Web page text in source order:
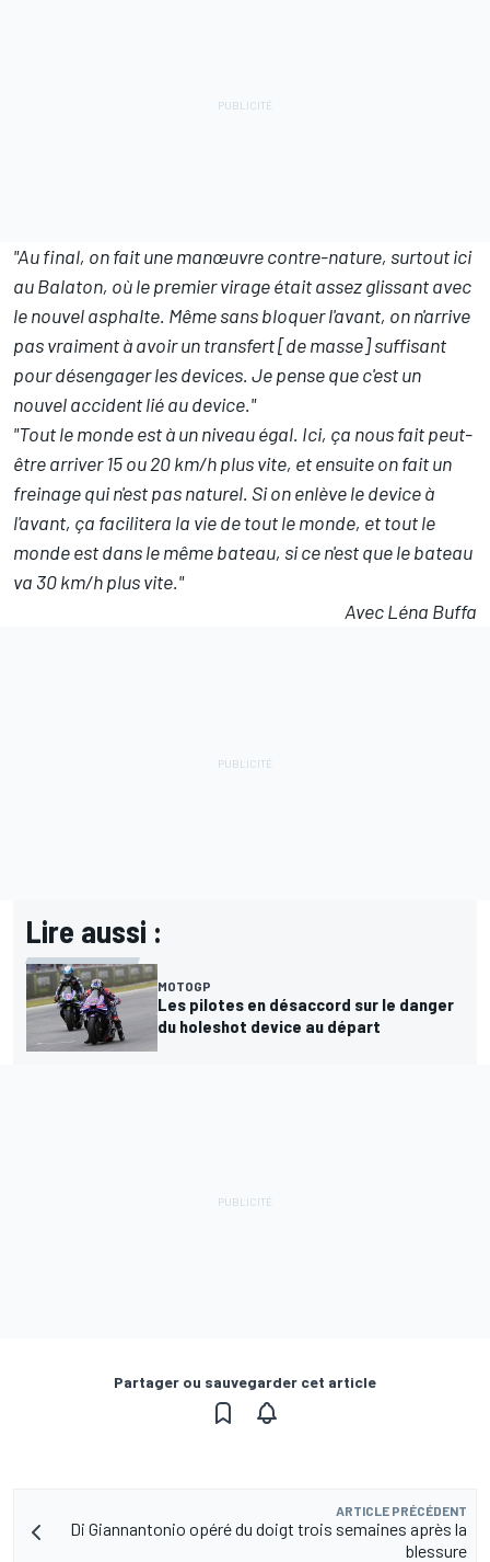
"Au final, on fait une manœuvre contre-nature, surtout ici
au Balaton, où le premier virage était assez glissant avec
le nouvel asphalte. Même sans bloquer l'avant, on n'arrive
pas vraiment à avoir un transfert [de masse] suffisant
pour désengager les devices. Je pense que c'est un
nouvel accident lié au device."
"Tout le monde est à un niveau égal. Ici, ça nous fait peut-
être arriver 15 ou 20 km/h plus vite, et ensuite on fait un
freinage qui n'est pas naturel. Si on enlève le device à
l'avant, ça facilitera la vie de tout le monde, et tout le
monde est dans le même bateau, si ce n'est que le bateau
va 30 km/h plus vite."
Avec Léna Buffa
Lire aussi :
MOTOGP
Les pilotes en désaccord sur le danger
du holeshot device au départ
Partager ou sauvegarder cet article
ARTICLE PRÉCÉDENT
Di Giannantonio opéré du doigt trois semaines après la
blessure